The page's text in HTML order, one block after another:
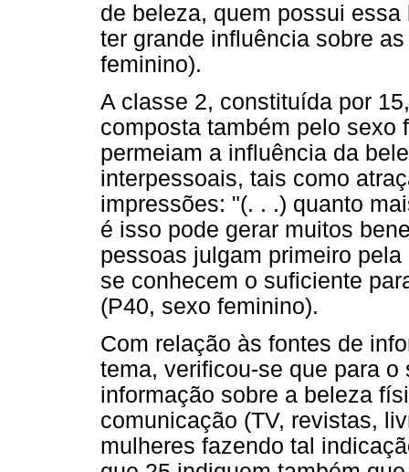
de beleza, quem possui
ter grande influência sobre
feminino).
A classe 2, constituída por
composta também pelo sexo
permeiam a influência da
interpessoais, tais como
impressões: "(. . .) quanto
é isso pode gerar muitos
pessoas julgam primeiro
se conhecem o suficiente
(P40, sexo feminino).
Com relação às fontes de
tema, verificou-se que para
informação sobre a beleza
comunicação (TV, revistas,
mulheres fazendo tal